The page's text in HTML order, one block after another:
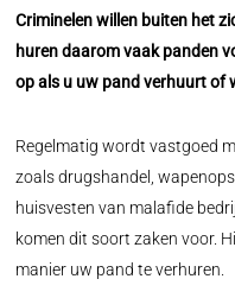
Criminelen willen buiten het
huren daarom vaak panden
op als u uw pand verhuurt of
Regelmatig wordt vastgoed
zoals drugshandel,
huisvesten van malafide
komen dit soort zaken voor.
manier uw pand te verhuren.